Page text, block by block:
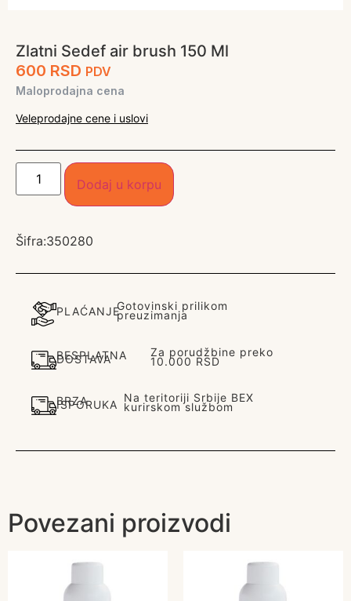
Zlatni Sedef air brush 150 Ml
600 RSD PDV
Maloprodajna cena
Veleprodajne cene i uslovi
Dodaj u korpu
Šifra:350280
PLAĆANJEGotovinski prilikom
preuzimanja
BESPLATNA
DOSTAVA
Za porudžbine preko
10.000 RSD
BRZA
ISPORUKA
Na teritoriji Srbije BEX
kurirskom službom
Povezani proizvodi